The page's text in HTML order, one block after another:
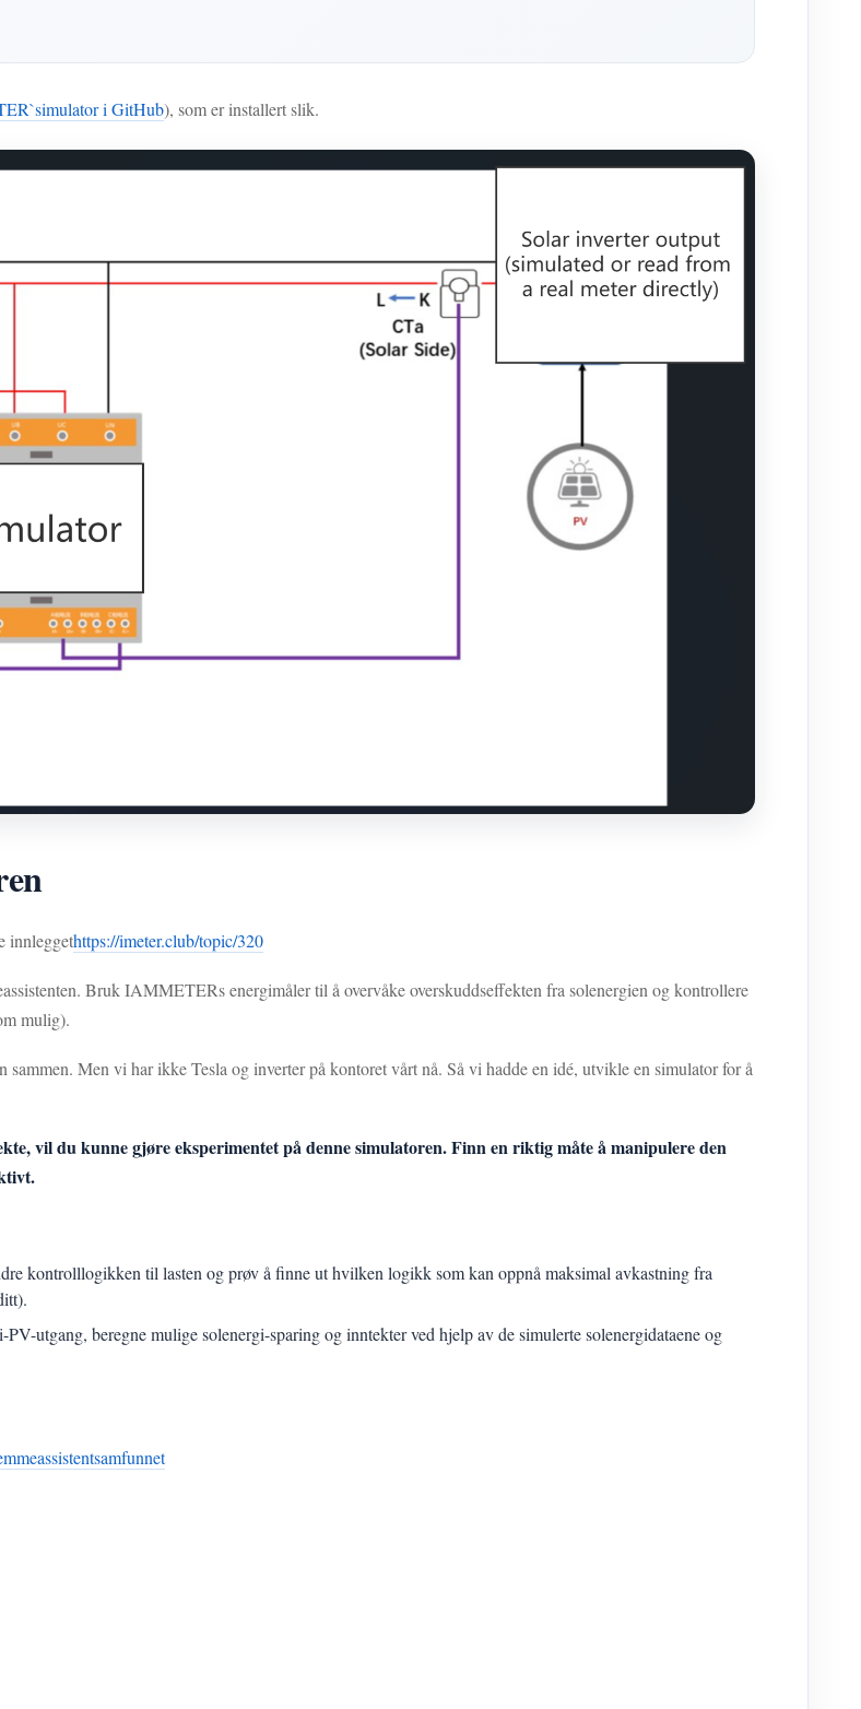
i GitHub), som er installert slik.
innleggethttps://imeter.club/topic/320
Bruk IAMMETERs energimåler til å overvåke overskuddseffekten fra solenergien og kontrollere
mulig).
Men vi har ikke Tesla og inverter på kontoret vårt nå. Så vi hadde en idé, utvikle en simulator for å
vil du kunne gjøre eksperimentet på denne simulatoren. Finn en riktig måte å manipulere den
kontrolllogikken til lasten og prøv å finne ut hvilken logikk som kan oppnå maksimal avkastning fra
PV-utgang, beregne mulige solenergi-sparing og inntekter ved hjelp av de simulerte solenergidataene og